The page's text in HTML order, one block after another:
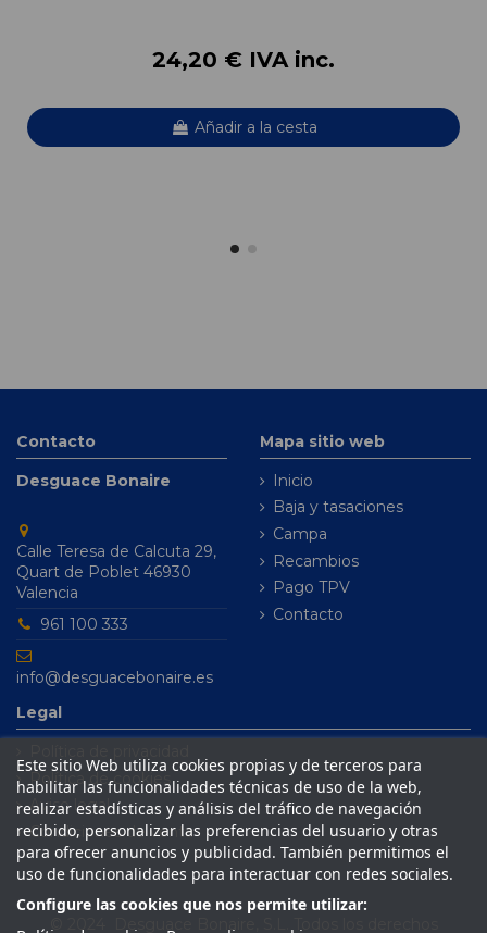
24,20 € IVA inc.
Añadir a la cesta
Contacto
Desguace Bonaire
Calle Teresa de Calcuta 29,
Quart de Poblet 46930
Valencia
961 100 333
info@desguacebonaire.es
Mapa sitio web
Inicio
Baja y tasaciones
Campa
Recambios
Pago TPV
Contacto
Legal
Política de cookies
Aviso legal
Condiciones de venta
Este sitio Web utiliza cookies propias y de terceros para
habilitar las funcionalidades técnicas de uso de la web,
realizar estadísticas y análisis del tráfico de navegación
recibido, personalizar las preferencias del usuario y otras
para ofrecer anuncios y publicidad. También permitimos el
uso de funcionalidades para interactuar con redes sociales.
Configure las cookies que nos permite utilizar: